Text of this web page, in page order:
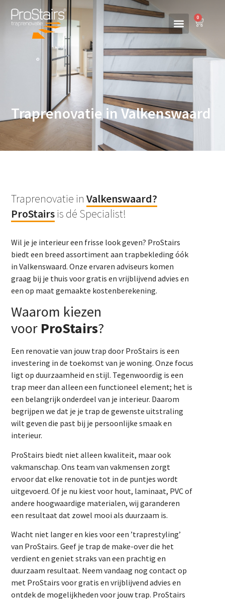
0
Traprenovatie in Valkenswaard
Traprenovatie inValkenswaard?
ProStairs is dé Specialist!
Wil je je interieur een frisse look geven? ProStairs
biedt een breed assortiment aan trapbekleding óók
in Valkenswaard. Onze ervaren adviseurs komen
graag bij je thuis voor gratis en vrijblijvend advies en
een op maat gemaakte kostenberekening.
Waarom kiezen
voor ProStairs?
Een renovatie van jouw trap door ProStairs is een
investering in de toekomst van je woning. Onze focus
ligt op duurzaamheid en stijl. Tegenwoordig is een
trap meer dan alleen een functioneel element; het is
een belangrijk onderdeel van je interieur. Daarom
begrijpen we dat je je trap de gewenste uitstraling
wilt geven die past bij je persoonlijke smaak en
interieur.
ProStairs biedt niet alleen kwaliteit, maar ook
vakmanschap. Ons team van vakmensen zorgt
ervoor dat elke renovatie tot in de puntjes wordt
uitgevoerd. Of je nu kiest voor hout, laminaat, PVC of
andere hoogwaardige materialen, wij garanderen
een resultaat dat zowel mooi als duurzaam is.
Wacht niet langer en kies voor een ’traprestyling’
van ProStairs. Geef je trap de make-over die het
verdient en geniet straks van een prachtig en
duurzaam resultaat. Neem vandaag nog contact op
met ProStairs voor gratis en vrijblijvend advies en
ontdek de mogelijkheden voor jouw trap. ProStairs